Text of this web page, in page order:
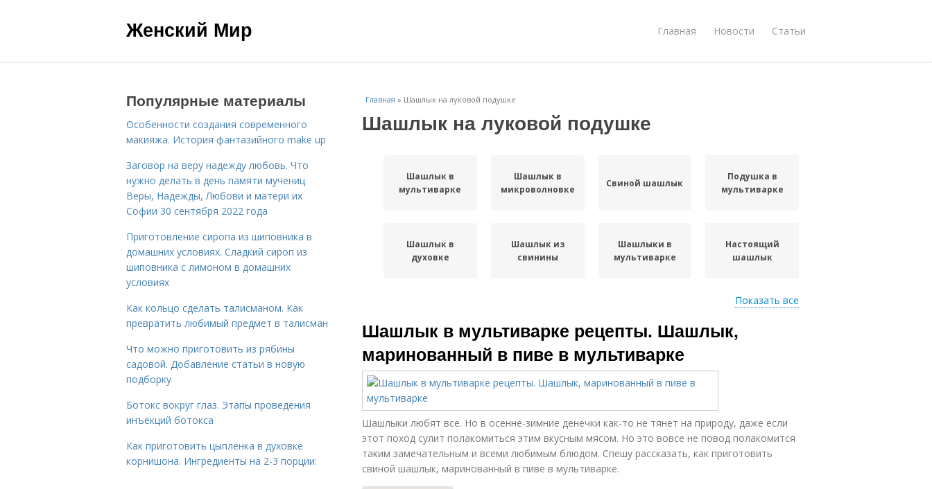
Женский Мир Главная Новости Статьи
Главная » Шашлык на луковой подушке
Шашлык на луковой подушке
Шашлык в
мультиварке
Шашлык в
микроволновке
Свиной шашлык
Подушка в
мультиварке
Шашлык в
духовке
Шашлык из
свинины
Шашлыки в
мультиварке
Настоящий
шашлык
курицы
соусом
скороварке
шашлык
Показать все
Шашлык в мультиварке рецепты. Шашлык,
маринованный в пиве в мультиварке
Шашлыки любят все. Но в осенне-зимние денечки как-то не тянет на природу, даже если
этот поход сулит полакомиться этим вкусным мясом. Но это вовсе не повод полакомится
таким замечательным и всеми любимым блюдом. Спешу рассказать, как приготовить
свиной шашлык, маринованный в пиве в мультиварке.
Популярные материалы
Особенности создания современного
макияжа. История фантазийного make up
Заговор на веру надежду любовь. Что
нужно делать в день памяти мучениц
Веры, Надежды, Любови и матери их
Софии 30 сентября 2022 года
Приготовление сиропа из шиповника в
домашних условиях. Сладкий сироп из
шиповника с лимоном в домашних
условиях
Как кольцо сделать талисманом. Как
превратить любимый предмет в талисман
Что можно приготовить из рябины
садовой. Добавление статьи в новую
подборку
Ботокс вокруг глаз. Этапы проведения
инъекций ботокса
Как приготовить цыпленка в духовке
корнишона. Ингредиенты на 2-3 порции: